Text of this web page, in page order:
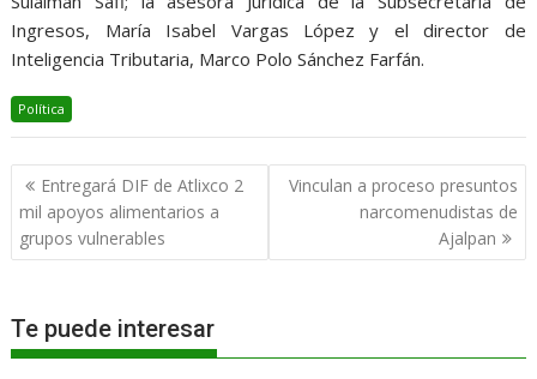
Ingresos, María Isabel Vargas López y el director de
Inteligencia Tributaria, Marco Polo Sánchez Farfán.
Política
Navegación
de
entradas
Entregará DIF de Atlixco 2
mil apoyos alimentarios a
grupos vulnerables
Vinculan a proceso presuntos
narcomenudistas de
Ajalpan
Te puede interesar